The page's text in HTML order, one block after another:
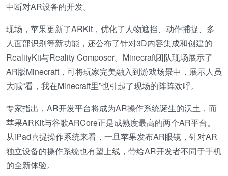
中断对AR设备的开发。
现场，苹果更新了ARKit，优化了人物遮挡、动作捕捉、多
人面部识别等新功能，还公布了针对3D内容集成和创建的
RealityKit与Reality Composer。Minecraft团队现场展示了
AR版Minecraft，可将玩家完美融入到游戏场景中，展示人员
大喊“看，我在Minecraft里”也引起了现场的阵阵欢呼。
专家指出，AR开发平台将成为AR操作系统诞生的沃土，而
苹果ARKit与谷歌ARCore正是成熟度最高的两个AR平台。
从iPad喜提操作系统来看，一旦苹果发布AR眼镜，针对AR
独立设备的操作系统也有望上线，带给AR开发者不同于手机
的全新体验。